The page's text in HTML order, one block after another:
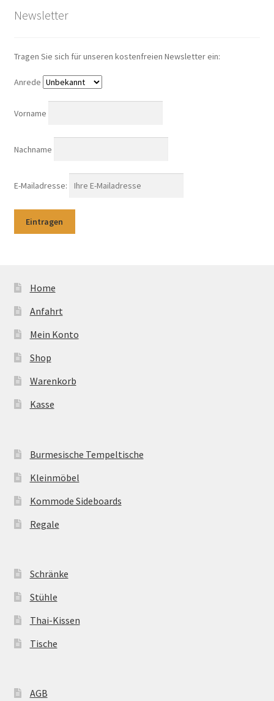
Newsletter
Tragen Sie sich für unseren kostenfreien Newsletter ein:
Anrede
Vorname
Nachname
E-Mailadresse:
Home
Anfahrt
Mein Konto
Shop
Warenkorb
Kasse
Burmesische Tempeltische
Kleinmöbel
Kommode Sideboards
Regale
Schränke
Stühle
Thai-Kissen
Tische
AGB